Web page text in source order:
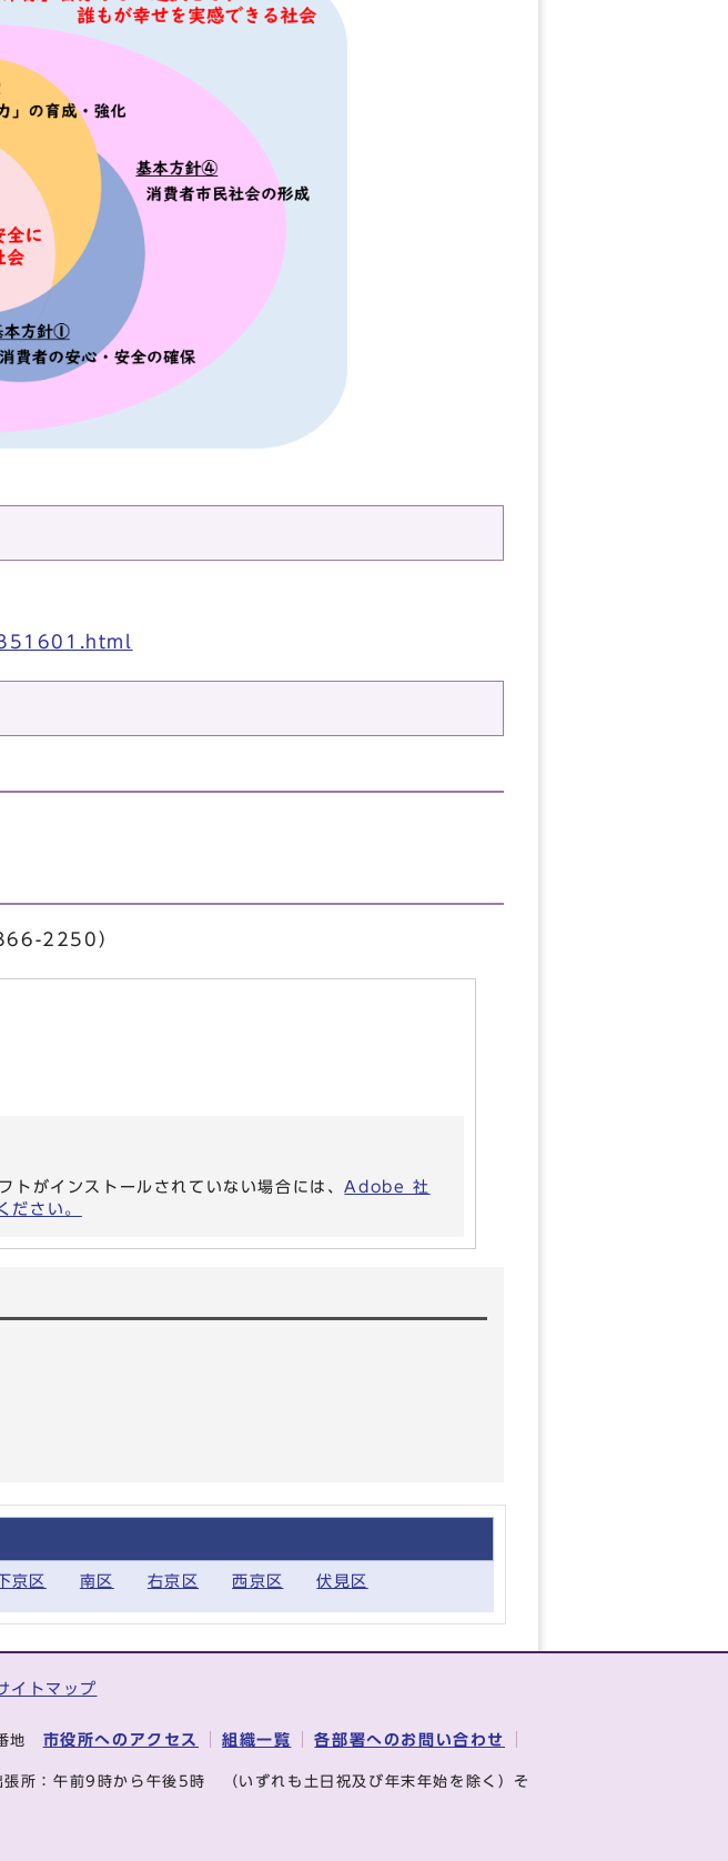
2250）
がインストールされていない場合には、 Adobe 社
さい。
京区 南区 右京区 西京区 伏見区
イトマップ
地 市役所へのアクセス 組織一覧 各部署へのお問い合わせ
張所：午前9時から午後5時 （いずれも土日祝及び年末年始を除く）そ